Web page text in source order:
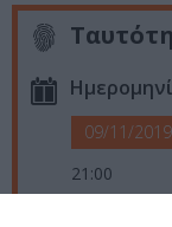
09/11/2019
21:00